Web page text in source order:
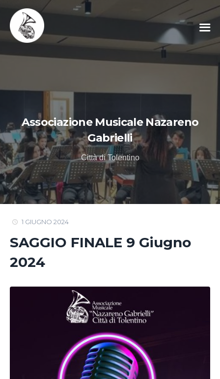
Associazione Musicale Nazareno
Gabrielli
Città di Tolentino
1 GIUGNO 2024
SAGGIO FINALE 9 Giugno
2024